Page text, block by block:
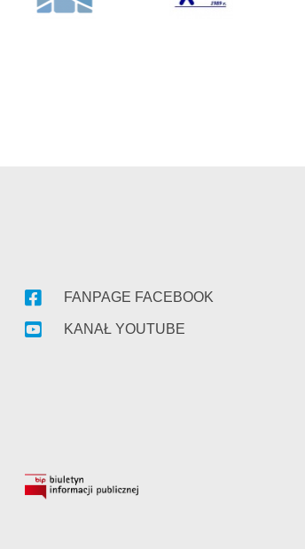
FANPAGE FACEBOOK
KANAŁ YOUTUBE